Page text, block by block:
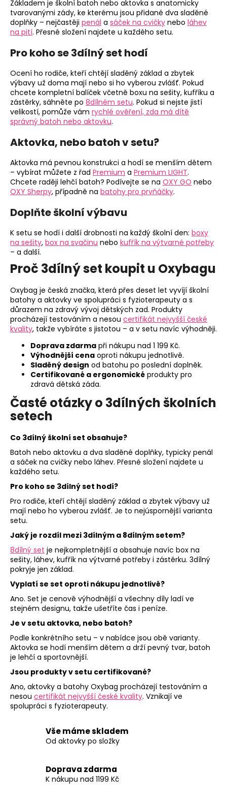
Základem je školní batoh nebo aktovka s anatomicky
tvarovanými zády, ke kterému jsou přidané dva sladěné
doplňky – nejčastěji penál a sáček na cvičky nebo láhev
na pití. Přesné složení najdete u každého setu.
Pro koho se 3dílný set hodí
Ocení ho rodiče, kteří chtějí sladěný základ a zbytek
výbavy už doma mají nebo si ho vyberou zvlášť. Pokud
chcete kompletní balíček včetně boxu na sešity, kufříku a
zástěrky, sáhněte po 8dílném setu. Pokud si nejste jistí
velikostí, pomůže vám rychlé ověření, zda má dítě
správný batoh nebo aktovku.
Aktovka, nebo batoh v setu?
Aktovka má pevnou konstrukci a hodí se menším dětem
– vybírat můžete z řad Premium a Premium LIGHT.
Chcete raději lehčí batoh? Podívejte se na OXY GO nebo
OXY Sherpy, případně na batohy pro prvňáčky.
Doplňte školní výbavu
K setu se hodí i další drobnosti na každý školní den: boxy
na sešity, box na svačinu nebo kufřík na výtvarné potřeby
– a další.
Proč 3dílný set koupit u Oxybagu
Oxybag je česká značka, která přes deset let vyvíjí školní
batohy a aktovky ve spolupráci s fyzioterapeuty a s
důrazem na zdravý vývoj dětských zad. Produkty
procházejí testováním a nesou certifikát nejvyšší české
kvality, takže vybíráte s jistotou – a v setu navíc výhodněji.
Doprava zdarma při nákupu nad 1 199 Kč.
Výhodnější cena oproti nákupu jednotlivě.
Sladěný design od batohu po poslední doplněk.
Certifikované a ergonomické produkty pro
zdravá dětská záda.
Časté otázky o 3dílných školních
setech
Co 3dílný školní set obsahuje?
Batoh nebo aktovku a dva sladěné doplňky, typicky penál
a sáček na cvičky nebo láhev. Přesné složení najdete u
každého setu.
Pro koho se 3dílný set hodí?
Pro rodiče, kteří chtějí sladěný základ a zbytek výbavy už
mají nebo ho vyberou zvlášť. Je to nejúspornější varianta
setu.
Jaký je rozdíl mezi 3dílným a 8dílným setem?
8dílný set je nejkompletnější a obsahuje navíc box na
sešity, láhev, kufřík na výtvarné potřeby i zástěrku. 3dílný
pokryje jen základ.
Vyplatí se set oproti nákupu jednotlivě?
Ano. Set je cenově výhodnější a všechny díly ladí ve
stejném designu, takže ušetříte čas i peníze.
Je v setu aktovka, nebo batoh?
Podle konkrétního setu – v nabídce jsou obě varianty.
Aktovka se hodí menším dětem a drží pevný tvar, batoh
je lehčí a sportovnější.
Jsou produkty v setu certifikované?
Ano, aktovky a batohy Oxybag procházejí testováním a
nesou certifikát nejvyšší české kvality. Vznikají ve
spolupráci s fyzioterapeuty.
Vše máme skladem
Od aktovky po složky
Doprava zdarma
K nákupu nad 1199 Kč